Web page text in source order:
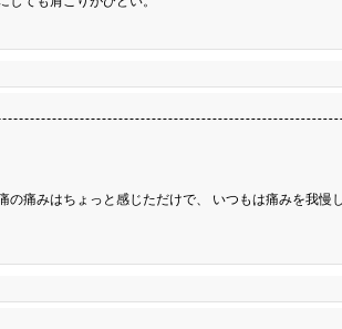
痛みはちょっと感じただけで、 いつもは痛みを我慢